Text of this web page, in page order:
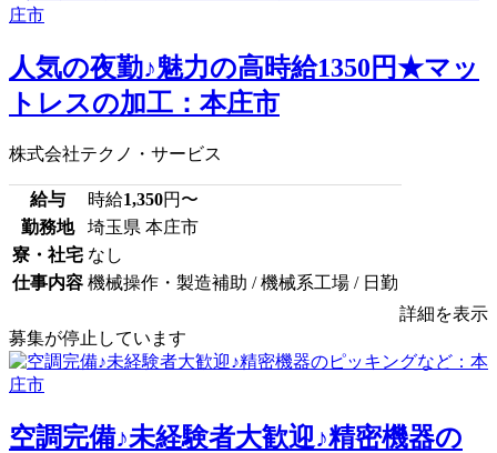
人気の夜勤♪魅力の高時給1350円★マッ
トレスの加工：本庄市
株式会社テクノ・サービス
給与 時給1,350円〜
勤務地
埼玉県 本庄市
寮・社宅 なし
仕事内容 機械操作・製造補助 / 機械系工場 / 日勤
詳細を表示
募集が停止しています
空調完備♪未経験者大歓迎♪精密機器の